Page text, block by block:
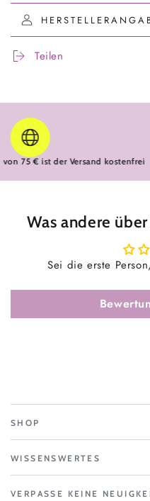
Teilen
75 € ist der Versand kostenfrei
Was andere
Sei die erste
SHOP
WISSENSWERTES
VERPASSE KEINE